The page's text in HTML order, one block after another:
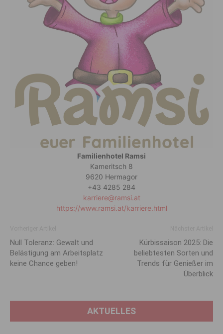
Familienhotel Ramsi
Kameritsch 8
9620 Hermagor
+43 4285 284
karriere@ramsi.at
https://www.ramsi.at/karriere.html
Null Toleranz: Gewalt und
Belästigung am Arbeitsplatz
keine Chance geben!
Kürbissaison 2025: Die
beliebtesten Sorten und
Trends für Genießer im
Überblick
AKTUELLES